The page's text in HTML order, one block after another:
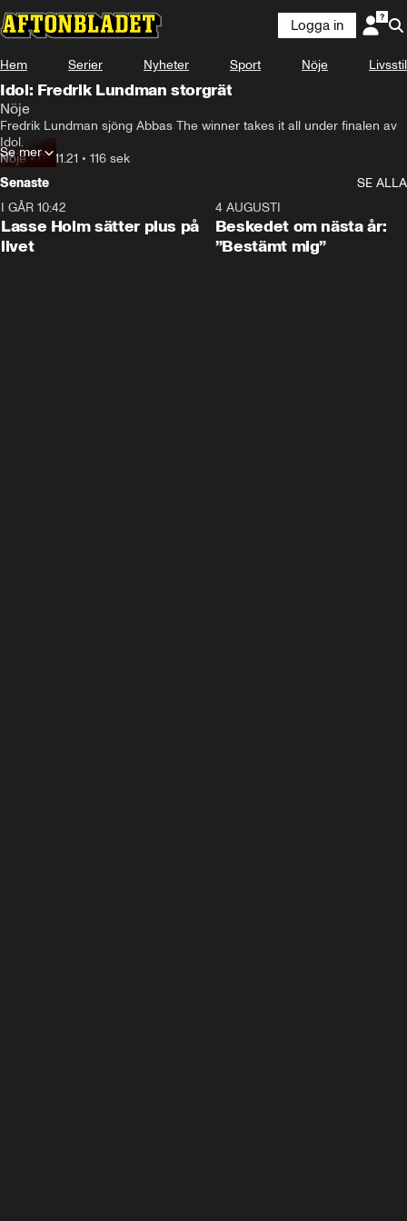
Logga in
Hem Serier Nyheter Sport Nöje Livsstil
Idol: Fredrik Lundman storgrät
Nöje
Fredrik Lundman sjöng Abbas The winner takes it all under finalen av
Idol.
Nöje•05.11.21 • 116 sek
Se mer
Senaste
SE ALLA
I GÅR 10:42
Lasse Holm sätter plus på
livet
4 AUGUSTI
Beskedet om nästa år:
”Bestämt mig”